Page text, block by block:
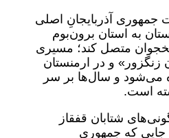
جمهوری آذربایجانِ اصلی
به استان برون‌بوم
متصل کند؛ مسیری
زنگزور» و در ارمنستان
می‌شود و سال‌ها بر سر
است.
شتابان قفقاز
که جمهوری